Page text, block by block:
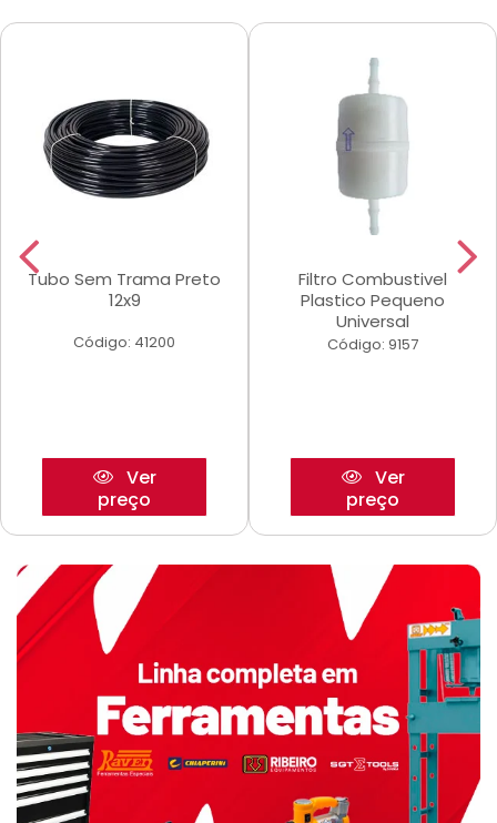
Tubo Sem Trama Preto
12x9
Código: 41200
Ver
preço
Filtro Combustivel
Plastico Pequeno
Universal
Código: 9157
Ver
preço